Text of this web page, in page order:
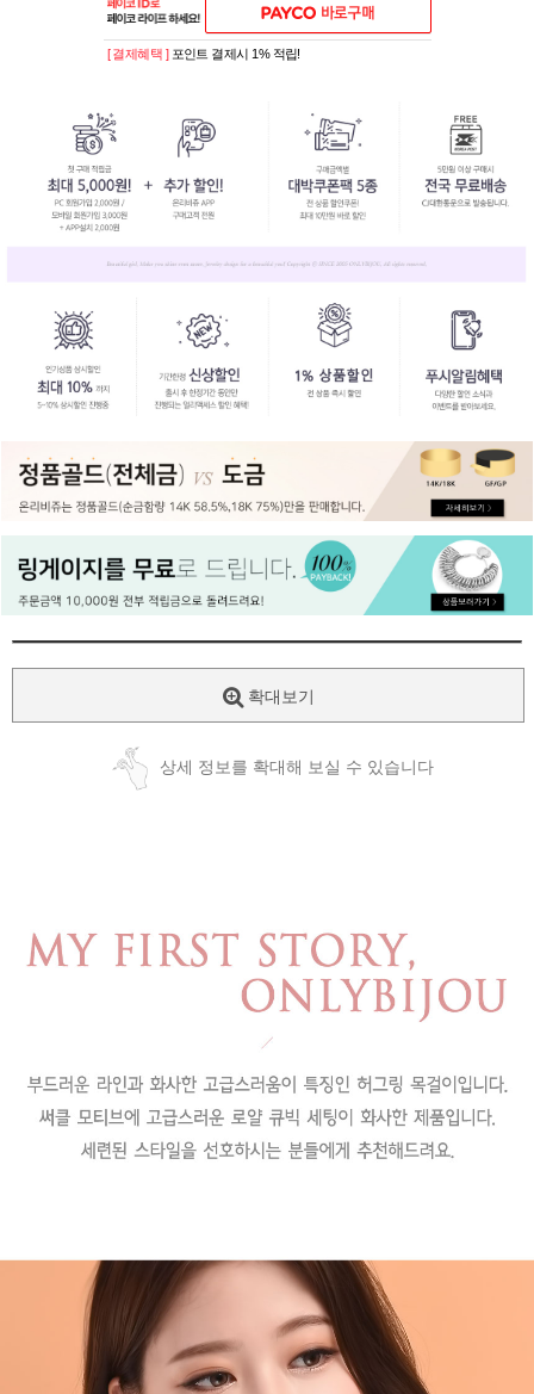
페이코 ID로
PAYCO 바로
[ 결제혜택 ] 포인트 결제시 1% 적립!
확대보기
상세 정보를 확대해 보실 수 있습니다